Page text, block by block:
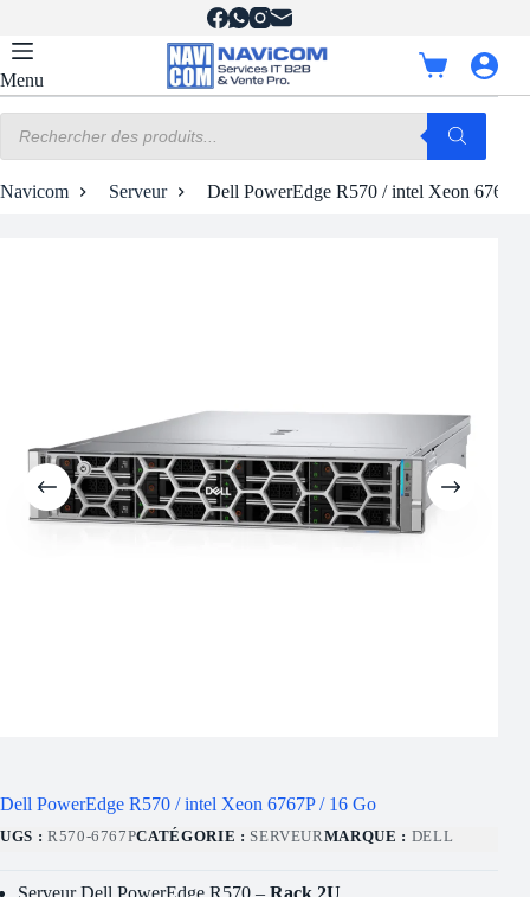
contenu
Menu
Panier
d’achat
produits
Navicom Serveur Dell PowerEdge R570 / intel Xeon 6767P
Dell PowerEdge R570 / intel Xeon 6767P / 16 Go
UGS : R570-6767PCATÉGORIE : SERVEURMARQUE : DELL
Serveur Dell PowerEdge R570 – Rack 2U